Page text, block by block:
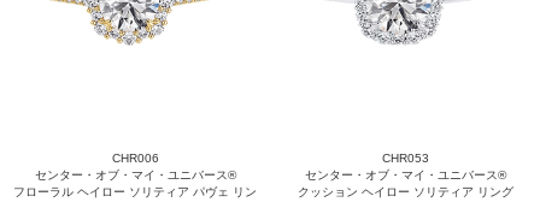
CHR006
センター・オブ・マイ・ユニバース®
フローラル ヘイロー ソリティア パヴェ リン
CHR053
センター・オブ・マイ・ユニバース®
クッション ヘイロー ソリティア リング